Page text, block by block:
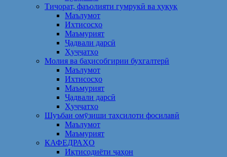
Тиҷорат, фаъолияти гумрукӣ ва ҳуқуқ
Маълумот
Ихтисосҳо
Маъмурият
Ҷадвали дарсӣ
Ҳуҷҷатҳо
Молия ва баҳисобгирии бухгалтерӣ
Маълумот
Ихтисосҳо
Маъмурият
Ҷадвали дарсӣ
Ҳуҷҷатҳо
Шуъбаи омӯзиши таҳсилоти фосилавӣ
Маълумот
Маъмурият
КАФЕДРАҲО
Иқтисодиёти ҷаҳон